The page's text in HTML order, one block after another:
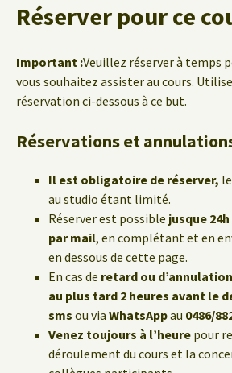
Réserver pour ce
Important :Veuillez réserver à temps
vous souhaitez assister au cours.
réservation ci-dessous à ce but.
Réservations et
Il est obligatoire de réserver,
au studio étant limité.
Réserver est possible jusque
par mail, en complétant et en
en dessous de cette page.
En cas de retard ou d’annulation
au plus tard 2 heures avant le
sms ou via WhatsAppau 0486/
Venez toujours à l’heure pour
déroulement du cours et la